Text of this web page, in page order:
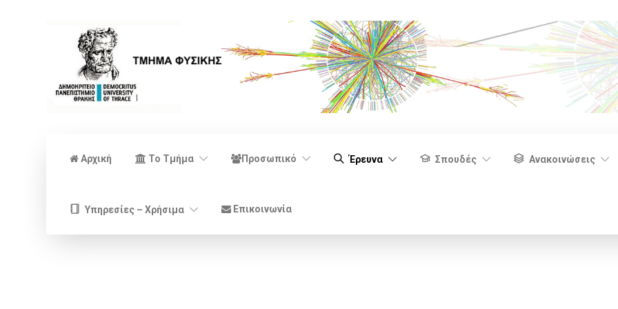
Αρχική Το Τμήμα Προσωπικό Έρευνα Σπουδές Ανακοινώσεις
Υπηρεσίες – Χρήσιμα Επικοινωνία